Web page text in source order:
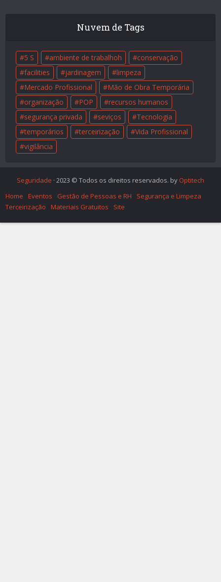
Nuvem de Tags
5 S ambiente de trabalhoh
conservação
facilities
jardinagem
limpeza
Mercado Profissional
Mão de Obra Temporária
organização
POP
recursos humanos
segurança privada
seviços
Tecnologia
temporários
terceirização
Vida Profissional
vigilância
Seguridade · 2023 © Todos os direitos reservados. by Optitech
Home
Eventos Gestão de Pessoas e RH
Segurança e Limpeza
Terceirização
Materiais Gratuitos Site